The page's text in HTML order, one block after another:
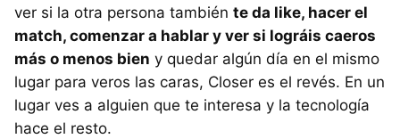
ver si la otra persona también te da like, hacer el
match, comenzar a hablar y ver si lográis caeros
más o menos bien y quedar algún día en el mismo
lugar para veros las caras, Closer es el revés. En un
lugar ves a alguien que te interesa y la tecnología
hace el resto.